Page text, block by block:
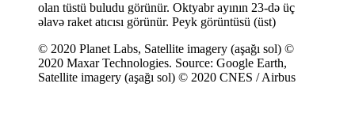
olan tüstü buludu görünür. Oktyabr ayının 23-də üç
əlavə raket atıcısı görünür. Peyk görüntüsü (üst)
© 2020 Planet Labs, Satellite imagery (aşağı sol) ©
2020 Maxar Technologies. Source: Google Earth,
Satellite imagery (aşağı sol) © 2020 CNES / Airbus